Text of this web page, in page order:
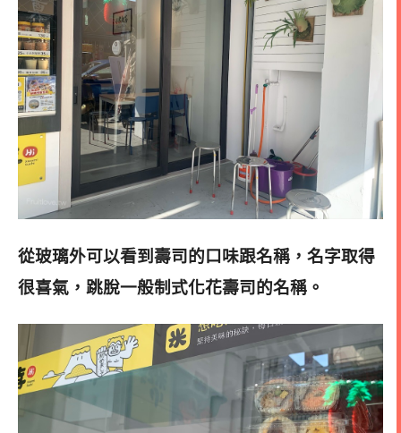
從玻璃外可以看到壽司的口味跟名稱，名字取得
很喜氣，跳脫一般制式化花壽司的名稱 。